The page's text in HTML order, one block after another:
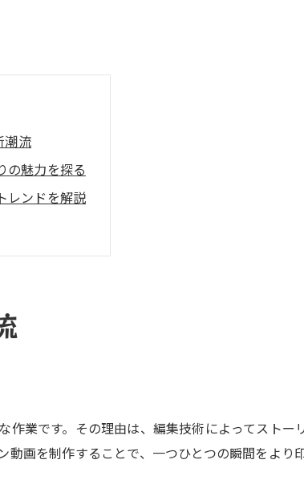
潮流
の魅力を探る
レンドを解説
を紹介
ィブな発想法
察
可能性
く編集術
イデア集
ン動画の秘訣
とめ方
業です。その理由は、編集技術によってストー
画を制作することで、一つひとつの瞬間をより